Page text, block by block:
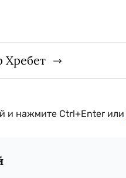
Хребет
и нажмите Ctrl+Enter или